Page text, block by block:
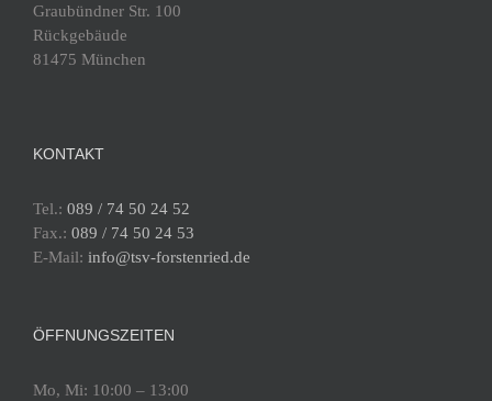
Graubündner Str. 100
Rückgebäude
81475 München
KONTAKT
Tel.: 089 / 74 50 24 52
Fax.: 089 / 74 50 24 53
E-Mail: info@tsv-forstenried.de
ÖFFNUNGSZEITEN
Mo, Mi: 10:00 – 13:00